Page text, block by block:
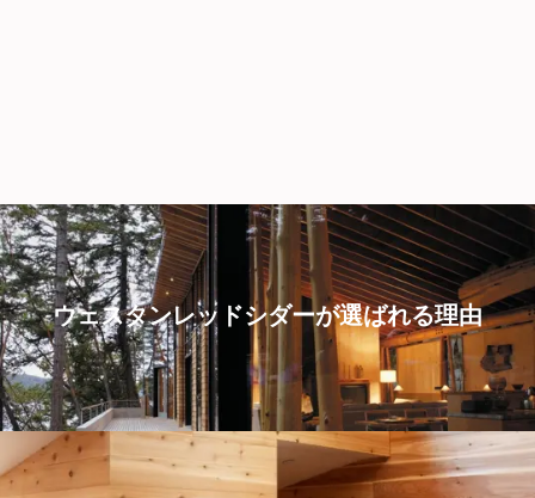
ウェスタンレッドシダーが選ばれる理由